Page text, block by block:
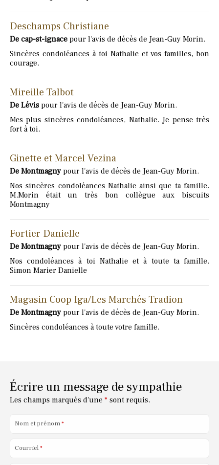
Deschamps Christiane
De cap-st-ignace pour l'avis de décès de Jean-Guy Morin.
Sincères condoléances à toi Nathalie et vos familles, bon
courage.
Mireille Talbot
De Lévis pour l'avis de décès de Jean-Guy Morin.
Mes plus sincères condoléances, Nathalie. Je pense très
fort à toi.
Ginette et Marcel Vezina
De Montmagny pour l'avis de décès de Jean-Guy Morin.
Nos sincères condoléances Nathalie ainsi que ta famille.
M.Morin était un très bon collègue aux biscuits
Montmagny
Fortier Danielle
De Montmagny pour l'avis de décès de Jean-Guy Morin.
Nos condoléances à toi Nathalie et à toute ta famille.
Simon Marier Danielle
Magasin Coop Iga/Les Marchés Tradion
De Montmagny pour l'avis de décès de Jean-Guy Morin.
Sincères condoléances à toute votre famille.
Écrire un message de sympathie
Les champs marqués d'une * sont requis.
Nom et prénom*
Courriel*